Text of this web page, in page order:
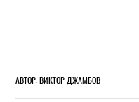
АВТОР: ВИКТОР ДЖАМБОВ